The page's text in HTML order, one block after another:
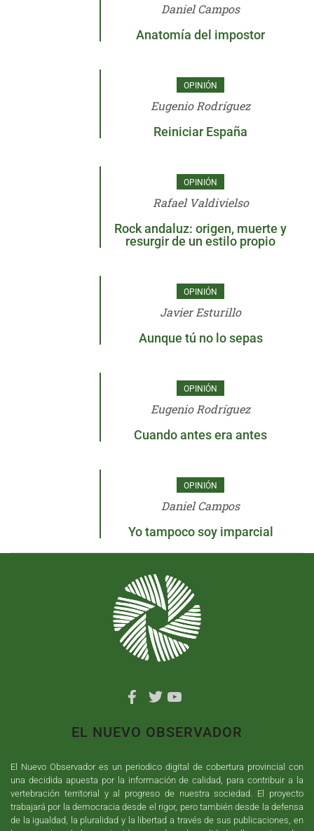
Daniel Campos
Anatomía del impostor
OPINIÓN
Eugenio Rodríguez
Reiniciar España
OPINIÓN
Rafael Valdivielso
Rock andaluz: origen, muerte y
resurgir de un estilo propio
OPINIÓN
Javier Esturillo
Aunque tú no lo sepas
OPINIÓN
Eugenio Rodríguez
Cuando antes era antes
OPINIÓN
Daniel Campos
Yo tampoco soy imparcial
EL NUEVO OBSERVADOR
El Nuevo Observador es un periodico digital de cobertura provincial con
una decidida apuesta por la información de calidad, para contribuir a la
vertebración territorial y al progreso de nuestra sociedad. El proyecto
trabajará por la democracia desde el rigor, pero también desde la defensa
de la igualdad, la pluralidad y la libertad a través de sus publicaciones, en